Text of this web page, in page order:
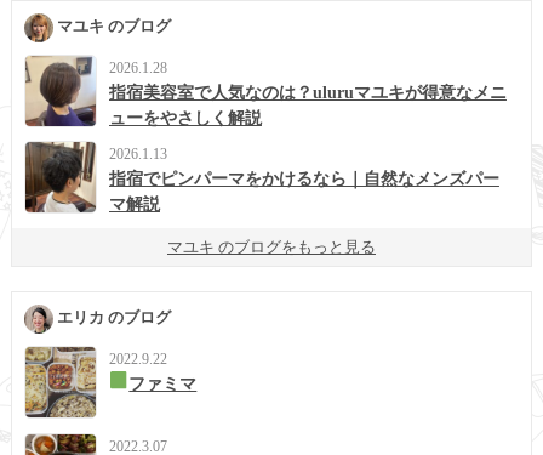
マユキ のブログ
2026.1.28
指宿美容室で人気なのは？uluruマユキが得意なメニ
ューをやさしく解説
2026.1.13
指宿でピンパーマをかけるなら｜自然なメンズパー
マ解説
マユキ のブログをもっと見る
エリカ のブログ
2022.9.22
ファミマ
2022.3.07